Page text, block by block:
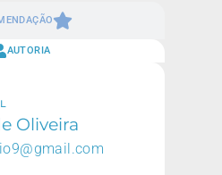
AUTORIA
Oliveira